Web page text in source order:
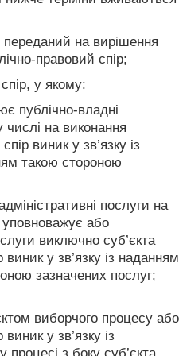
переданий на вирішення
правовий спір;
у якому:
публічно-владні
числі на виконання
виник у зв’язку із
такою стороною
послуги на
уповноважує або
виключно суб’єкта
у зв’язку із наданням
зазначених послуг;
виборчого процесу або
у зв’язку із
з боку суб’єкта